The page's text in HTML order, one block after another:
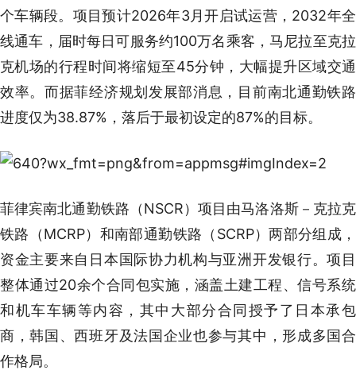
个车辆段。项目预计2026年3月开启试运营，2032年全
线通车，届时每日可服务约100万名乘客，马尼拉至克拉
克机场的行程时间将缩短至45分钟，大幅提升区域交通
效率。而据菲经济规划发展部消息，目前南北通勤铁路
进度仅为38.87%，落后于最初设定的87%的目标。
菲律宾南北通勤铁路（NSCR）项目由马洛洛斯－克拉克
铁路（MCRP）和南部通勤铁路（SCRP）两部分组成，
资金主要来自日本国际协力机构与亚洲开发银行。项目
整体通过20余个合同包实施，涵盖土建工程、信号系统
和机车车辆等内容，其中大部分合同授予了日本承包
商，韩国、西班牙及法国企业也参与其中，形成多国合
作格局。